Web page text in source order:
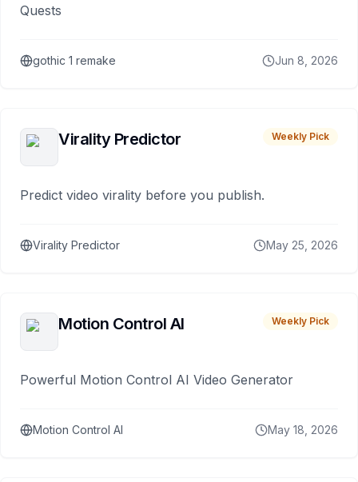
Quests
gothic 1 remake Jun 8, 2026
Virality Predictor Weekly Pick
Predict video virality before you publish.
Virality Predictor May 25, 2026
Motion Control AI Weekly Pick
Powerful Motion Control AI Video Generator
Motion Control AI May 18, 2026